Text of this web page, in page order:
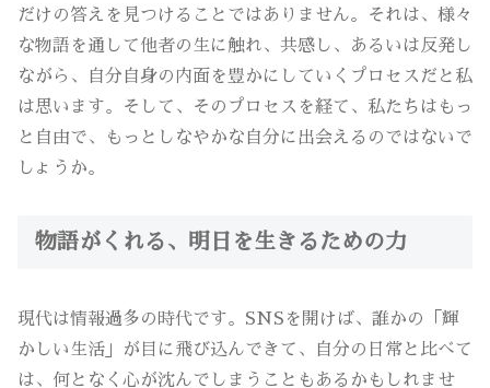
だけの答えを見つけることではありません。それは、様々
な物語を通して他者の生に触れ、共感し、あるいは反発し
ながら、自分自身の内面を豊かにしていくプロセスだと私
は思います。そして、そのプロセスを経て、私たちはもっ
と自由で、もっとしなやかな自分に出会えるのではないで
しょうか。
物語がくれる、明日を生きるための力
現代は情報過多の時代です。SNSを開けば、誰かの「輝
かしい生活」が目に飛び込んできて、自分の日常と比べて
は、何となく心が沈んでしまうこともあるかもしれませ